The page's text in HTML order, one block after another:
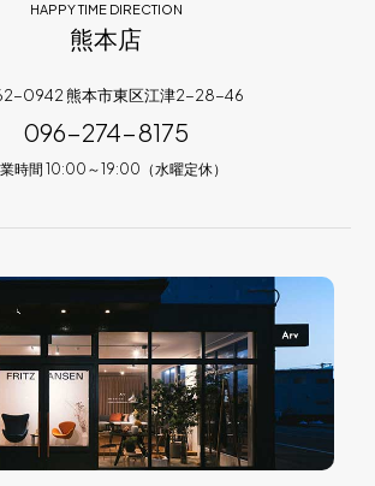
HAPPY TIME DIRECTION
熊本店
0942 熊本市東区江津2-28-46
096-274-8175
時間 10:00～19:00（水曜定休）